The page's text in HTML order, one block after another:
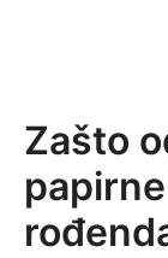
Zašto